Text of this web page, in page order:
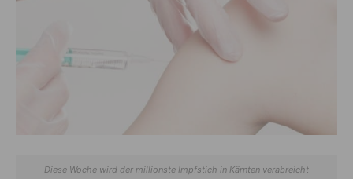
Diese Woche wird der millionste Impf­stich in Kärnten ver­abreicht